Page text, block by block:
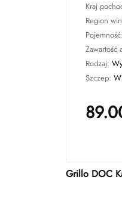
Kraj
Region
Pojemność:
Zawartość
Rodzaj:
Szczep:
Grillo DOC